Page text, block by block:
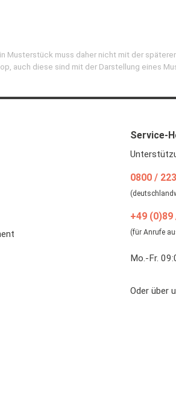
Musterstück muss daher nicht mit der
auch diese sind mit der Darstellung eines
Service-
0800 /
+49 (0)89
(für Anrufe
Mo.-Fr.
Oder über